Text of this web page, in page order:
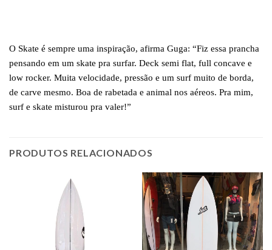
O Skate é sempre uma inspiração, afirma Guga: “Fiz essa prancha
pensando em um skate pra surfar. Deck semi flat, full concave e
low rocker. Muita velocidade, pressão e um surf muito de borda,
de carve mesmo. Boa de rabetada e animal nos aéreos. Pra mim,
surf e skate misturou pra valer!”
PRODUTOS RELACIONADOS